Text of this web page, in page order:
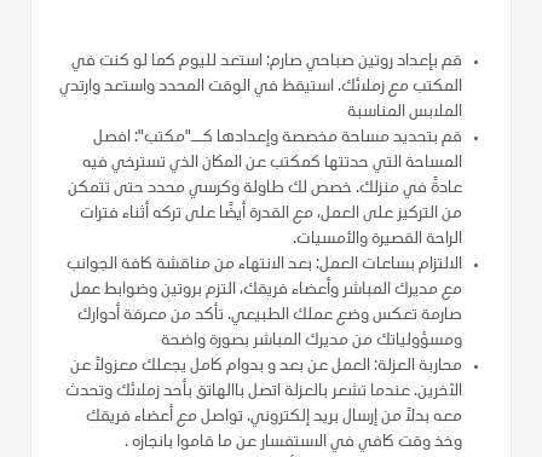
قم بإعداد روتين صباحي صارم: استعد لليوم كما لو كنت في
المكتب مع زملائك. استيقظ في الوقت المحدد واستعد وارتدي
الملابس المناسبة
قم بتحديد مساحة مخصصة وإعدادها كــ"مكتب": افصل
المساحة التي حدتتها كمكتب عن المكان الذي تسترخي فيه
عادةً في منزلك. خصص لك طاولة وكرسي محدد حتى تتمكن
من التركيز على العمل، مع القدرة أيضًا على تركه أثناء فترات
الراحة القصيرة والأمسيات.
الالتزام بساعات العمل: بعد الانتهاء من مناقشة كافة الجوانب
مع مديرك المباشر وأعضاء فريقك، التزم بروتين وضوابط عمل
صارمة تعكس وضع عملك الطبيعي. تأكد من معرفة أدوارك
ومسؤولياتك من مديرك المباشر بصورة واضحة
محاربة العزلة: العمل عن بعد و بدوام كامل يجعلك معزولاً عن
الآخرين. عندما تشعر بالعزلة اتصل باالهاتق بأحد زملائك وتحدث
معه بدلاً من إرسال بريد إلكتروني. تواصل مع أعضاء فريقك
وخذ وقت كافي في الاستفسار عن ما قاموا بانجازه .